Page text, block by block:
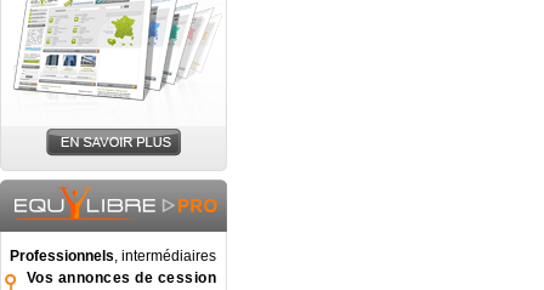
Professionnels, intermédiaires
Vos annonces de cession